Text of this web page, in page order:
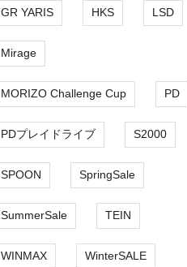
GR YARIS HKS LSD
Mirage
MORIZO Challenge Cup PD
PDプレイドライブ S2000
SPOON SpringSale
SummerSale TEIN
WINMAX WinterSALE